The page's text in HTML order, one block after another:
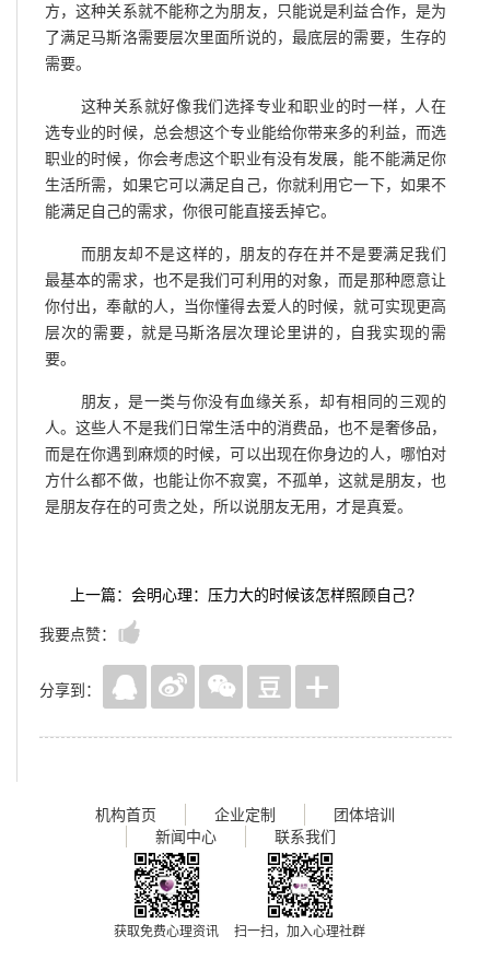
方，这种关系就不能称之为朋友，只能说是利益合作，是为
了满足马斯洛需要层次里面所说的，最底层的需要，生存的
需要。
这种关系就好像我们选择专业和职业的时一样，人在
选专业的时候，总会想这个专业能给你带来多的利益，而选
职业的时候，你会考虑这个职业有没有发展，能不能满足你
生活所需，如果它可以满足自己，你就利用它一下，如果不
能满足自己的需求，你很可能直接丢掉它。
而朋友却不是这样的，朋友的存在并不是要满足我们
最基本的需求，也不是我们可利用的对象，而是那种愿意让
你付出，奉献的人，当你懂得去爱人的时候，就可实现更高
层次的需要，就是马斯洛层次理论里讲的，自我实现的需
要。
朋友，是一类与你没有血缘关系，却有相同的三观的
人。这些人不是我们日常生活中的消费品，也不是奢侈品，
而是在你遇到麻烦的时候，可以出现在你身边的人，哪怕对
方什么都不做，也能让你不寂寞，不孤单，这就是朋友，也
是朋友存在的可贵之处，所以说朋友无用，才是真爱。
上一篇：会明心理：压力大的时候该怎样照顾自己？
我要点赞：
分享到：
机构首页 企业定制
团体培训
新闻中心
联系我们
获取免费心理资讯 扫一扫，加入心理社群